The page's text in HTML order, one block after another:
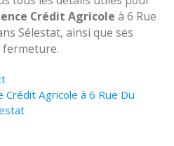
Crédit Agricole à 6 Rue
Sélestat, ainsi que ses
Agricole à 6 Rue Du